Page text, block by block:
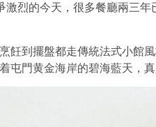
烈的今天，很多餐廳兩三年
飪到擺盤都走傳統法式小館
屯門黄金海岸的碧海藍天，真